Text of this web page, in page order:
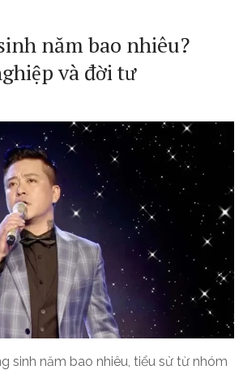
năm bao nhiêu?
và đời tư
sinh năm bao nhiêu, tiểu sử từ nhóm